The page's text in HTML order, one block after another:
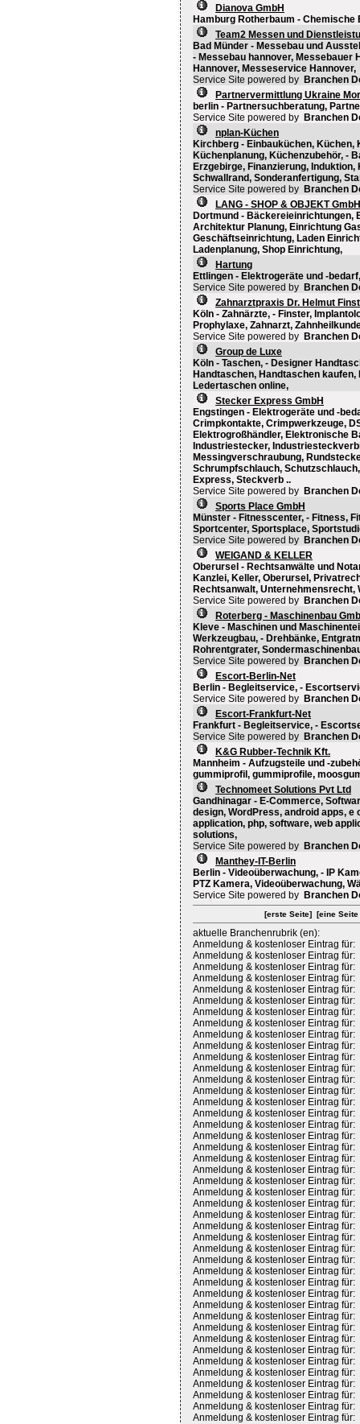
Dianova GmbH
Hamburg Rotherbaum -
Team2 Messen und
Bad Münder - Messebau und
- Messebau hannover, Messebauer
Hannover, Messeservice Hannover,
Service Site powered by Branchen
Partnervermittlung Ukraine
berlin - Partnersuchberatung,
Service Site powered by Branchen
nplan-Küchen
Kirchberg - Einbauküchen,
Küchenplanung, Küchenzubehör, -
Erzgebirge, Finanzierung,
Schwallrand, Sonderanfertigung,
Service Site powered by Branchen
LANG - SHOP & OBJEKT GmbH
Dortmund - Bäckereieinrichtungen,
Architektur Planung, Einrichtung
Geschäftseinrichtung, Laden
Ladenplanung, Shop Einrichtung,
Hartung
Ettlingen - Elektrogeräte und -
Service Site powered by Branchen
Zahnarztpraxis Dr. Helmut
Köln - Zahnärzte, - Finster,
Prophylaxe, Zahnarzt,
Service Site powered by Branchen
Group de Luxe
Köln - Taschen, - Designer
Handtaschen, Handtaschen
Ledertaschen online,
Stecker Express GmbH
Engstingen - Elektrogeräte und -
Crimpkontakte, Crimpwerkzeuge,
Elektrogroßhändler, Elektronische
Industriestecker,
Messingverschraubung,
Schrumpfschlauch,
Express, Steckverb ..
Service Site powered by Branchen
Sports Place GmbH
Münster - Fitnesscenter, - Fitness,
Sportcenter, Sportsplace,
Service Site powered by Branchen
WEIGAND & KELLER
Oberursel - Rechtsanwälte und
Kanzlei, Keller, Oberursel,
Rechtsanwalt, Unternehmensrecht,
Service Site powered by Branchen
Roterberg - Maschinenbau
Kleve - Maschinen und
Werkzeugbau, - Drehbänke,
Rohrentgrater,
Service Site powered by Branchen
Escort-Berlin-Net
Berlin - Begleitservice, -
Service Site powered by Branchen
Escort-Frankfurt-Net
Frankfurt - Begleitservice, -
Service Site powered by Branchen
K&G Rubber-Technik Kft.
Mannheim - Aufzugsteile und -
gummiprofil, gummiprofile,
Technomeet Solutions Pvt Ltd
Gandhinagar - E-Commerce,
design, WordPress, android apps,
application, php, software, web
solutions,
Service Site powered by Branchen
Manthey-IT-Berlin
Berlin - Videoüberwachung, - IP
PTZ Kamera, Videoüberwachung,
Service Site powered by Branchen
[erste Seite] [eine
aktuelle Branchenrubrik (en):
Anmeldung & kostenloser Eintrag für:
Anmeldung & kostenloser Eintrag für:
Anmeldung & kostenloser Eintrag für:
Anmeldung & kostenloser Eintrag für:
Anmeldung & kostenloser Eintrag für:
Anmeldung & kostenloser Eintrag für:
Anmeldung & kostenloser Eintrag für:
Anmeldung & kostenloser Eintrag für:
Anmeldung & kostenloser Eintrag für:
Anmeldung & kostenloser Eintrag für:
Anmeldung & kostenloser Eintrag für:
Anmeldung & kostenloser Eintrag für:
Anmeldung & kostenloser Eintrag für:
Anmeldung & kostenloser Eintrag für:
Anmeldung & kostenloser Eintrag für:
Anmeldung & kostenloser Eintrag für:
Anmeldung & kostenloser Eintrag für:
Anmeldung & kostenloser Eintrag für:
Anmeldung & kostenloser Eintrag für:
Anmeldung & kostenloser Eintrag für:
Anmeldung & kostenloser Eintrag für:
Anmeldung & kostenloser Eintrag für:
Anmeldung & kostenloser Eintrag für:
Anmeldung & kostenloser Eintrag für:
Anmeldung & kostenloser Eintrag für:
Anmeldung & kostenloser Eintrag für:
Anmeldung & kostenloser Eintrag für:
Anmeldung & kostenloser Eintrag für:
Anmeldung & kostenloser Eintrag für:
Anmeldung & kostenloser Eintrag für:
Anmeldung & kostenloser Eintrag für:
Anmeldung & kostenloser Eintrag für:
Anmeldung & kostenloser Eintrag für:
Anmeldung & kostenloser Eintrag für:
Anmeldung & kostenloser Eintrag für:
Anmeldung & kostenloser Eintrag für:
Anmeldung & kostenloser Eintrag für:
Anmeldung & kostenloser Eintrag für:
Anmeldung & kostenloser Eintrag für:
Anmeldung & kostenloser Eintrag für:
Anmeldung & kostenloser Eintrag für:
Anmeldung & kostenloser Eintrag für:
Anmeldung & kostenloser Eintrag für: